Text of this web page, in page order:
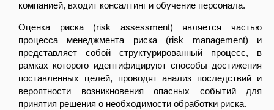
компанией, входит консалтинг и обучение персонала.
Оценка риска (risk assessment) является частью
процесса менеджмента риска (risk management) и
представляет собой структурированный процесс, в
рамках которого идентифицируют способы достижения
поставленных целей, проводят анализ последствий и
вероятности возникновения опасных событий для
принятия решения о необходимости обработки риска.